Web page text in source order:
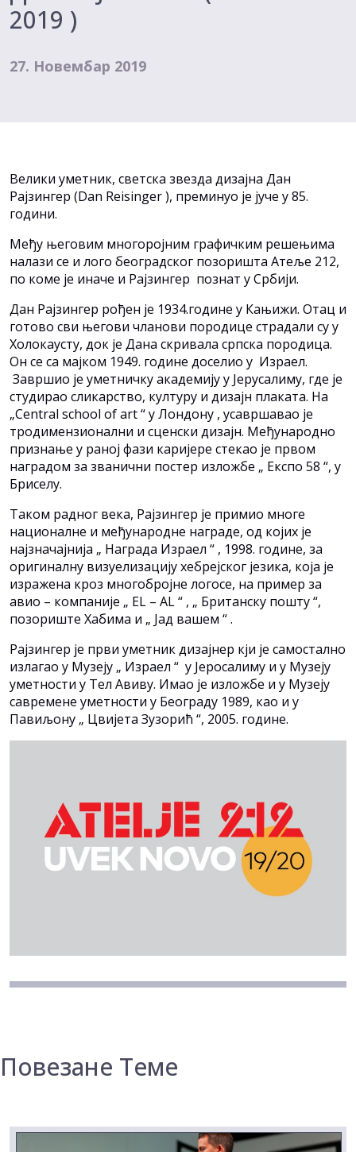
2019 )
27. Новембар 2019
Велики уметник, светска звезда дизајна Дан
Рајзингер (Dan Reisinger ), преминуо је јуче у 85.
години.
Међу његовим многоројним графичким решењима
налази се и лого београдског позоришта Атеље 212,
по коме је иначе и Рајзингер познат у Србији.
Дан Рајзингер рођен је 1934.године у Кањижи. Отац и
готово сви његови чланови породице страдали су у
Холокаусту, док је Дана скривала српска породица.
Он се са мајком 1949. године доселио у Израел.
Завршио је уметничку академију у Јерусалиму, где је
студирао сликарство, културу и дизајн плаката. На
„Central school of art “ у Лондону , усавршавао је
тродимензионални и сценски дизајн. Међународно
признање у раној фази каријере стекао је првом
наградом за званични постер изложбе „ Експо 58 “, у
Бриселу.
Таком радног века, Рајзингер је примио многе
националне и међународне награде, од којих је
најзначајнија „ Награда Израел “ , 1998. године, за
оригиналну визуелизацију хебрејског језика, која је
изражена кроз многобројне логосе, на пример за
авио – компаније „ EL – AL “ , „ Британску пошту “,
позориште Хабима и „ Јад вашем “ .
Рајзингер је први уметник дизајнер кји је самостално
излагао у Музеју „ Израел “ у Јеросалиму и у Музеју
уметности у Тел Авиву. Имао је изложбе и у Музеју
савремене уметности у Београду 1989, као и у
Павиљону „ Цвијета Зузорић “, 2005. године.
Повезане Теме